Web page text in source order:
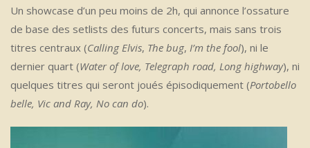
Un showcase d’un peu moins de 2h, qui annonce l’ossature
de base des setlists des futurs concerts, mais sans trois
titres centraux (Calling Elvis, The bug, I’m the fool), ni le
dernier quart (Water of love, Telegraph road, Long highway), ni
quelques titres qui seront joués épisodiquement (Portobello
belle, Vic and Ray, No can do).